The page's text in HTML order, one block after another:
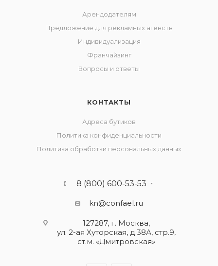
Арендодателям
Предложение для рекламных агенств
Индивидуализация
Франчайзинг
Вопросы и ответы
КОНТАКТЫ
Адреса бутиков
Политика конфиденциальности
Политика обработки персональных данных
8 (800) 600-53-53
kn@confael.ru
127287, г. Москва,
ул. 2-ая Хуторская, д.38А, стр.9,
ст.м. «Дмитровская»